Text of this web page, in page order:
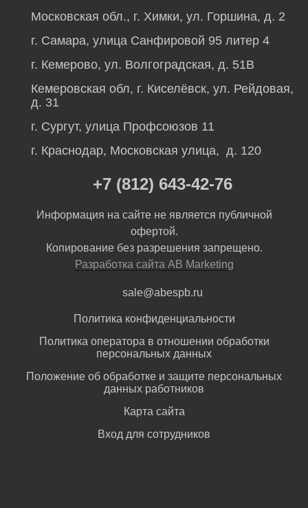
Московская обл., г. Химки, ул. Горшина, д. 2
г. Самара, улица Санфировой 95 литер 4
г. Кемерово, ул. Волгоградская, д. 51В
Кемеровская обл, г. Киселёвск, ул. Рейдовая,
д. 31
г. Сургут, улица Профсоюзов 11
г. Краснодар, Московская улица, д. 120
+7 (812) 643-42-76
Информация на сайте не является публичной
офертой.
Копирование без разрешения запрещено.
Разработка сайта AB Marketing
sale@abespb.ru
Политика конфиденциальности
Политика оператора в отношении обработки
персональных данных
Положение об обработке и защите персональных
данных работников
Карта сайта
Вход для сотрудников